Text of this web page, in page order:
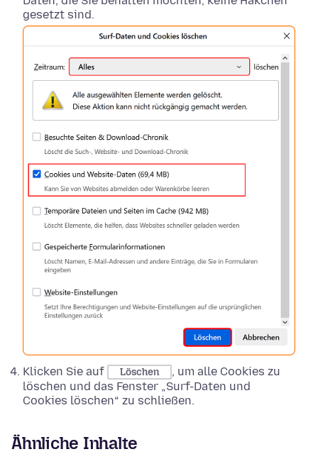
gesetzt sind.
Klicken Sie auf Löschen
, um alle Cookies zu
löschen und das Fenster „Surf-Daten und
Cookies löschen“ zu schließen.
Ähnliche Inhalte